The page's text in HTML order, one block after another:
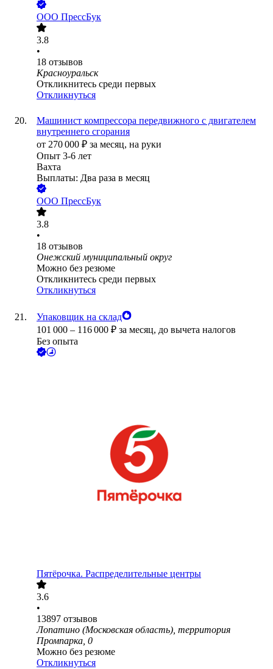
ООО ПрессБук
3.8
•
18 отзывов
Красноуральск
Откликнитесь среди первых
Откликнуться
Машинист компрессора передвижного с двигателем
внутреннего сгорания
от 270 000 ₽ за месяц, на руки
Опыт 3-6 лет
Вахта
Выплаты: Два раза в месяц
ООО ПрессБук
3.8
•
18 отзывов
Онежский муниципальный округ
Можно без резюме
Откликнитесь среди первых
Откликнуться
Упаковщик на склад
101 000 – 116 000 ₽ за месяц, до вычета налогов
Без опыта
Пятёрочка. Распределительные центры
3.6
•
13897 отзывов
Лопатино (Московская область), территория
Промпарка, 0
Можно без резюме
Откликнуться